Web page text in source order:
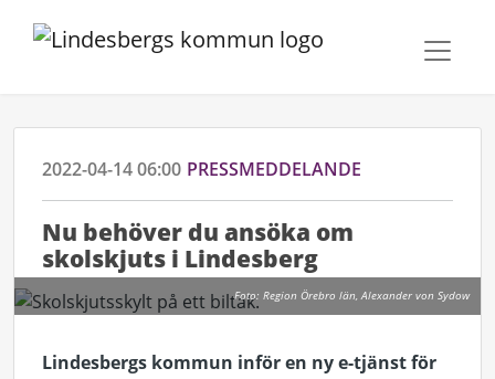
2022-04-14 06:00 PRESSMEDDELANDE
Nu behöver du ansöka om
skolskjuts i Lindesberg
Foto: Region Örebro län, Alexander von Sydow
Lindesbergs kommun inför en ny e-tjänst för